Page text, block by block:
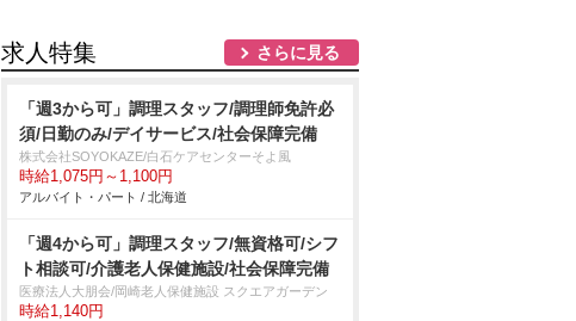
求人特集 さらに見る
「週3から可」調理スタッフ/調理師免許必
須/日勤のみ/デイサービス/社会保障完備
株式会社SOYOKAZE/白石ケアセンターそよ風
時給1,075円～1,100円
アルバイト・パート / 北海道
「週4から可」調理スタッフ/無資格可/シフ
ト相談可/介護老人保健施設/社会保障完備
医療法人大朋会/岡崎老人保健施設 スクエアガーデン
時給1,140円